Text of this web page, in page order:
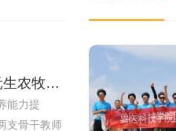
沉入一线炼“双师”：我院教师赴大北农、元生农牧开展企业实践
能力提
支骨干教师